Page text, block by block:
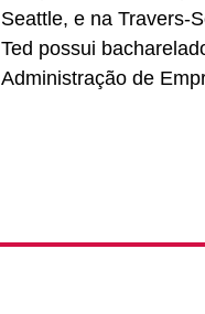
Seattle, e na Travers-
Ted possui
Administração de